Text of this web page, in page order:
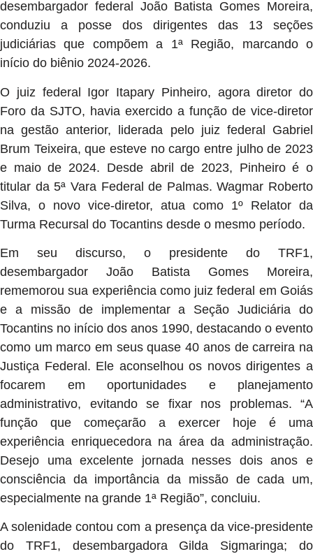
desembargador federal João Batista Gomes Moreira,
conduziu a posse dos dirigentes das 13 seções
judiciárias que compõem a 1ª Região, marcando o
início do biênio 2024-2026.
O juiz federal Igor Itapary Pinheiro, agora diretor do
Foro da SJTO, havia exercido a função de vice-diretor
na gestão anterior, liderada pelo juiz federal Gabriel
Brum Teixeira, que esteve no cargo entre julho de 2023
e maio de 2024. Desde abril de 2023, Pinheiro é o
titular da 5ª Vara Federal de Palmas. Wagmar Roberto
Silva, o novo vice-diretor, atua como 1º Relator da
Turma Recursal do Tocantins desde o mesmo período.
Em seu discurso, o presidente do TRF1,
desembargador João Batista Gomes Moreira,
rememorou sua experiência como juiz federal em Goiás
e a missão de implementar a Seção Judiciária do
Tocantins no início dos anos 1990, destacando o evento
como um marco em seus quase 40 anos de carreira na
Justiça Federal. Ele aconselhou os novos dirigentes a
focarem em oportunidades e planejamento
administrativo, evitando se fixar nos problemas. “A
função que começarão a exercer hoje é uma
experiência enriquecedora na área da administração.
Desejo uma excelente jornada nesses dois anos e
consciência da importância da missão de cada um,
especialmente na grande 1ª Região”, concluiu.
A solenidade contou com a presença da vice-presidente
do TRF1, desembargadora Gilda Sigmaringa; do